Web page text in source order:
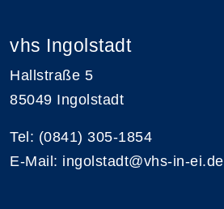
vhs Ingolstadt
Hallstraße 5
85049 Ingolstadt
Tel: (0841) 305-1854
E-Mail: ingolstadt@vhs-in-ei.de